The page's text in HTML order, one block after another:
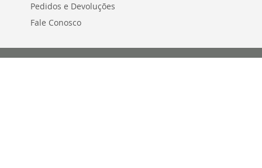
Pedidos e Devoluções
Fale Conosco